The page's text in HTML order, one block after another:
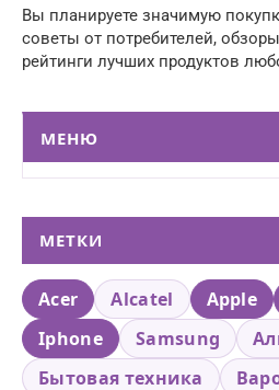
Вы планируете значимую
советы от потребителей,
рейтинги лучших продуктов
МЕНЮ
МЕТКИ
Acer Alcatel Apple
Iphone
Samsung
Бытовая техника